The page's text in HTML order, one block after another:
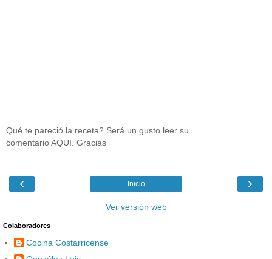
Qué te pareció la receta? Será un gusto leer su
comentario AQUI. Gracias
‹ ›
Inicio
Ver versión web
Colaboradores
Cocina Costarricense